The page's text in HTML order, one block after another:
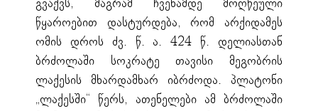
გვაქვს, მაგრამ ჩვენამდე მოღწეული
წყაროებით დასტურდება, რომ არქიდამეს
ომის დროს ძვ. წ. ა. 424 წ. დელიასთან
ბრძოლაში სოკრატე თავისი მეგობრის
ლაქესის მხარდამხარ იბრძოდა. პლატონი
„ლაქესში“ წერს, ათენელები ამ ბრძოლაში